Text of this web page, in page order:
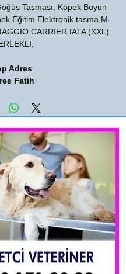
Tasması, Köpek Boyun
Eğitim Elektronik tasma,M-
CARRIER IATA (XXL)
Adres
Fatih